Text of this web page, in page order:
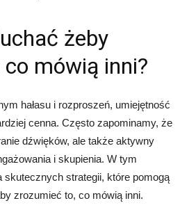
żeby
mówią inni?
hałasu i rozproszeń, umiejętność
cenna. Często zapominamy, że
dźwięków, ale także aktywny
i skupienia. W tym
strategii, które pomogą
zrozumieć to, co mówią inni.